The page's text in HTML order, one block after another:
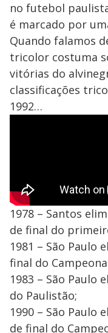
no futebol
é marcado por
Quando falamos
tricolor costuma
vitórias do
classificações
1992…
1978 – Santos
de final do
1981 – São Paulo
final do
1983 – São Paulo
do Paulistão;
1990 – São Paulo
de final do